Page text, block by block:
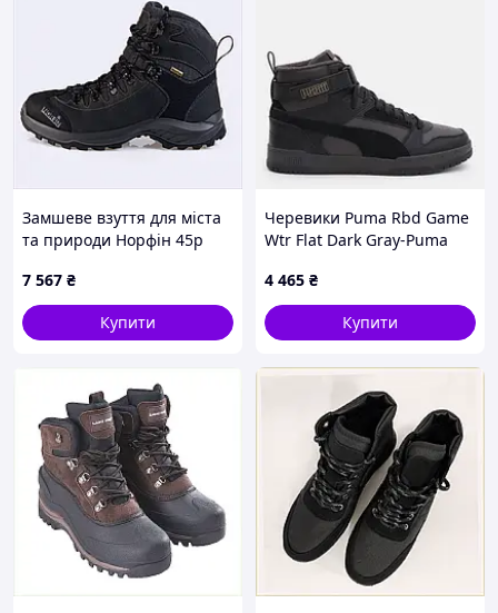
Замшеве взуття для міста
та природи Норфін 45р
7 567 ₴
Купити
Черевики Puma Rbd Game
Wtr Flat Dark Gray-Puma
4 465 ₴
Купити